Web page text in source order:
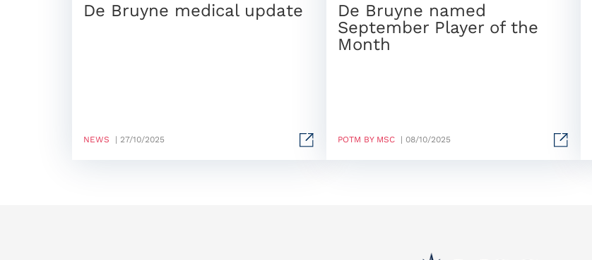
De Bruyne medical update
NEWS | 27/10/2025
De Bruyne named
September Player of the
Month
POTM BY MSC | 08/10/2025